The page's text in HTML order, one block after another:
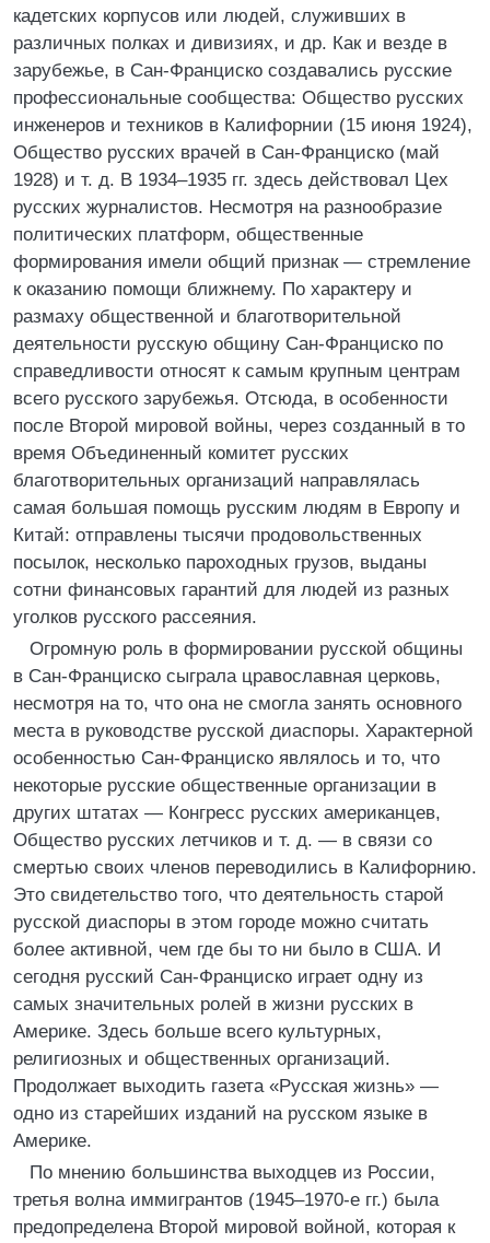
кадетских корпусов или людей, служивших в
различных полках и дивизиях, и др. Как и везде в
зарубежье, в Сан-Франциско создавались русские
профессиональные сообщества: Общество русских
инженеров и техников в Калифорнии (15 июня 1924),
Общество русских врачей в Сан-Франциско (май
1928) и т. д. В 1934–1935 гг. здесь действовал Цех
русских журналистов. Несмотря на разнообразие
политических платформ, общественные
формирования имели общий признак — стремление
к оказанию помощи ближнему. По характеру и
размаху общественной и благотворительной
деятельности русскую общину Сан-Франциско по
справедливости относят к самым крупным центрам
всего русского зарубежья. Отсюда, в особенности
после Второй мировой войны, через созданный в то
время Объединенный комитет русских
благотворительных организаций направлялась
самая большая помощь русским людям в Европу и
Китай: отправлены тысячи продовольственных
посылок, несколько пароходных грузов, выданы
сотни финансовых гарантий для людей из разных
уголков русского рассеяния.
Огромную роль в формировании русской общины
в Сан-Франциско сыграла цравославная церковь,
несмотря на то, что она не смогла занять основного
места в руководстве русской диаспоры. Характерной
особенностью Сан-Франциско являлось и то, что
некоторые русские общественные организации в
других штатах — Конгресс русских американцев,
Общество русских летчиков и т. д. — в связи со
смертью своих членов переводились в Калифорнию.
Это свидетельство того, что деятельность старой
русской диаспоры в этом городе можно считать
более активной, чем где бы то ни было в США. И
сегодня русский Сан-Франциско играет одну из
самых значительных ролей в жизни русских в
Америке. Здесь больше всего культурных,
религиозных и общественных организаций.
Продолжает выходить газета «Русская жизнь» —
одно из старейших изданий на русском языке в
Америке.
По мнению большинства выходцев из России,
третья волна иммигрантов (1945–1970-е гг.) была
предопределена Второй мировой войной, которая к